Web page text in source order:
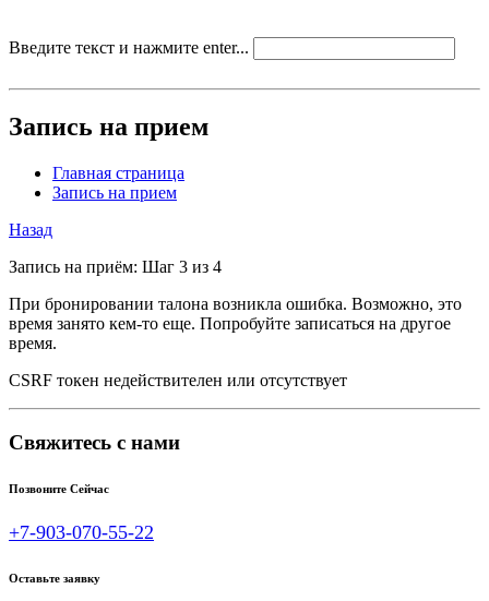
Введите текст и нажмите enter...
Запись на прием
Главная страница
Запись на прием
Назад
Запись на приём: Шаг 3 из 4
При бронировании талона возникла ошибка. Возможно, это
время занято кем-то еще. Попробуйте записаться на другое
время.
CSRF токен недействителен или отсутствует
Свяжитесь с нами
Позвоните Сейчас
+7-903-070-55-22
Оставьте заявку